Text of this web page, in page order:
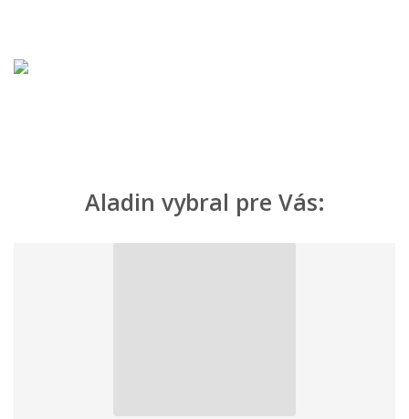
Aladin vybral pre Vás: